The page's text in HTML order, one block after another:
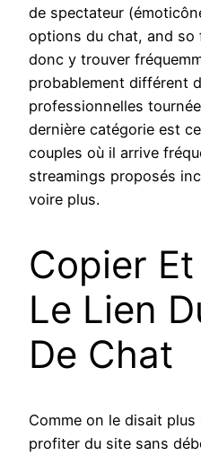
de spectateur
options du chat, and so
donc y trouver
probablement différent
professionnelles
dernière catégorie est
couples où il arrive
streamings proposés
voire plus.
Copier
Le Lien
De Chat
Comme on le disait
profiter du site sans